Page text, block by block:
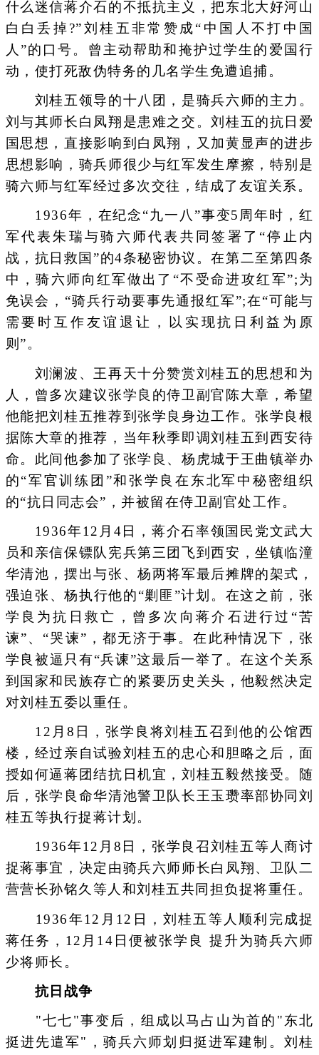
什么迷信蒋介石的不抵抗主义，把东北大好河山
白白丢掉?”刘桂五非常赞成“中国人不打中国
人”的口号。曾主动帮助和掩护过学生的爱国行
动，使打死敌伪特务的几名学生免遭追捕。
刘桂五领导的十八团，是骑兵六师的主力。
刘与其师长白凤翔是患难之交。刘桂五的抗日爱
国思想，直接影响到白凤翔，又加黄显声的进步
思想影响，骑兵师很少与红军发生摩擦，特别是
骑六师与红军经过多次交往，结成了友谊关系。
1936年，在纪念“九一八”事变5周年时，红
军代表朱瑞与骑六师代表共同签署了“停止内
战，抗日救国”的4条秘密协议。在第二至第四条
中，骑六师向红军做出了“不受命进攻红军”;为
免误会，“骑兵行动要事先通报红军”;在“可能与
需要时互作友谊退让，以实现抗日利益为原
则”。
刘澜波、王再天十分赞赏刘桂五的思想和为
人，曾多次建议张学良的侍卫副官陈大章，希望
他能把刘桂五推荐到张学良身边工作。张学良根
据陈大章的推荐，当年秋季即调刘桂五到西安待
命。此间他参加了张学良、杨虎城于王曲镇举办
的“军官训练团”和张学良在东北军中秘密组织
的“抗日同志会”，并被留在侍卫副官处工作。
1936年12月4日，蒋介石率领国民党文武大
员和亲信保镖队宪兵第三团飞到西安，坐镇临潼
华清池，摆出与张、杨两将军最后摊牌的架式，
强迫张、杨执行他的“剿匪”计划。在这之前，张
学良为抗日救亡，曾多次向蒋介石进行过“苦
谏”、“哭谏”，都无济于事。在此种情况下，张
学良被逼只有“兵谏”这最后一举了。在这个关系
到国家和民族存亡的紧要历史关头，他毅然决定
对刘桂五委以重任。
12月8日，张学良将刘桂五召到他的公馆西
楼，经过亲自试验刘桂五的忠心和胆略之后，面
授如何逼蒋团结抗日机宜，刘桂五毅然接受。随
后，张学良命华清池警卫队长王玉瓒率部协同刘
桂五等执行捉蒋计划。
1936年12月8日，张学良召刘桂五等人商讨
捉蒋事宜，决定由骑兵六师师长白凤翔、卫队二
营营长孙铭久等人和刘桂五共同担负捉将重任。
1936年12月12日，刘桂五等人顺利完成捉
蒋任务，12月14日便被张学良 提升为骑兵六师
少将师长。
抗日战争
"七七"事变后，组成以马占山为首的"东北
挺进先遣军"，骑兵六师划归挺进军建制。刘桂